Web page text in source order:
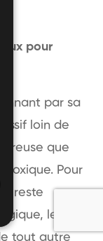
pour
par sa
loin de
que
toxique. Pour
reste
le
tout autre